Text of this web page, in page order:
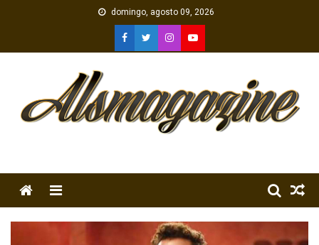
domingo, agosto 09, 2026
Menu